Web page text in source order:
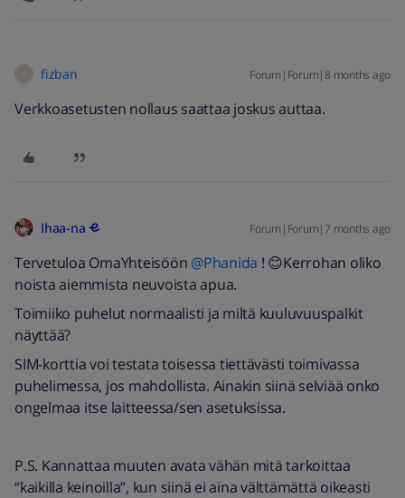
fizban Forum|Forum|8 months ago
Verkkoasetusten nollaus saattaa joskus auttaa.
Ihaa-na Forum|Forum|7 months ago
Tervetuloa OmaYhteisöön ​ @Phanida ! 😊Kerrohan oliko
noista aiemmista neuvoista apua.
Toimiiko puhelut normaalisti ja miltä kuuluvuuspalkit
näyttää?
SIM-korttia voi testata toisessa tiettävästi toimivassa
puhelimessa, jos mahdollista. Ainakin siinä selviää onko
ongelmaa itse laitteessa/sen asetuksissa.
P.S. Kannattaa muuten avata vähän mitä tarkoittaa
“kaikilla keinoilla”, kun siinä ei aina välttämättä oikeasti